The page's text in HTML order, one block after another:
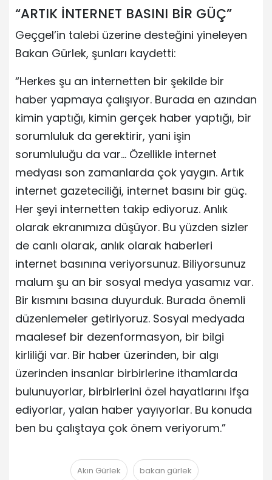
“ARTIK İNTERNET BASINI BİR GÜÇ”
Geçgel’in talebi üzerine desteğini yineleyen
Bakan Gürlek, şunları kaydetti:
“Herkes şu an internetten bir şekilde bir
haber yapmaya çalışıyor. Burada en azından
kimin yaptığı, kimin gerçek haber yaptığı, bir
sorumluluk da gerektirir, yani işin
sorumluluğu da var… Özellikle internet
medyası son zamanlarda çok yaygın. Artık
internet gazeteciliği, internet basını bir güç.
Her şeyi internetten takip ediyoruz. Anlık
olarak ekranımıza düşüyor. Bu yüzden sizler
de canlı olarak, anlık olarak haberleri
internet basınına veriyorsunuz. Biliyorsunuz
malum şu an bir sosyal medya yasamız var.
Bir kısmını basına duyurduk. Burada önemli
düzenlemeler getiriyoruz. Sosyal medyada
maalesef bir dezenformasyon, bir bilgi
kirliliği var. Bir haber üzerinden, bir algı
üzerinden insanlar birbirlerine ithamlarda
bulunuyorlar, birbirlerini özel hayatlarını ifşa
ediyorlar, yalan haber yayıyorlar. Bu konuda
ben bu çalıştaya çok önem veriyorum.”
Akın Gürlek bakan gürlek